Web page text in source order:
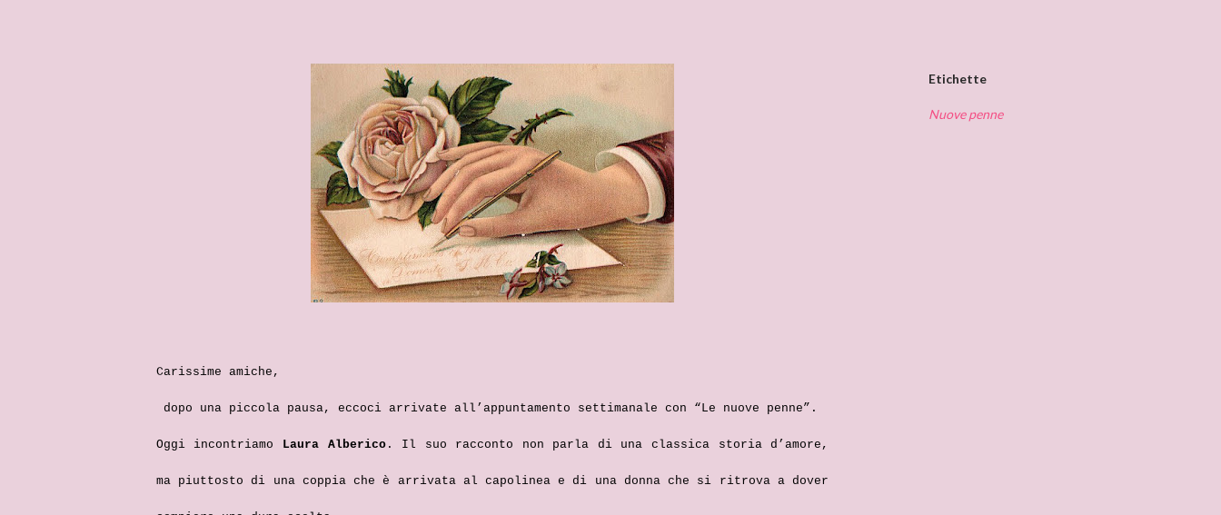
Carissime amiche,
dopo una piccola pausa, eccoci arrivate all’appuntamento settimanale con “Le nuove penne”.
Oggi incontriamo Laura Alberico. Il suo racconto non parla di una classica storia d’amore,
ma piuttosto di una coppia che è arrivata al capolinea e di una donna che si ritrova a dover
Etichette
Nuove penne